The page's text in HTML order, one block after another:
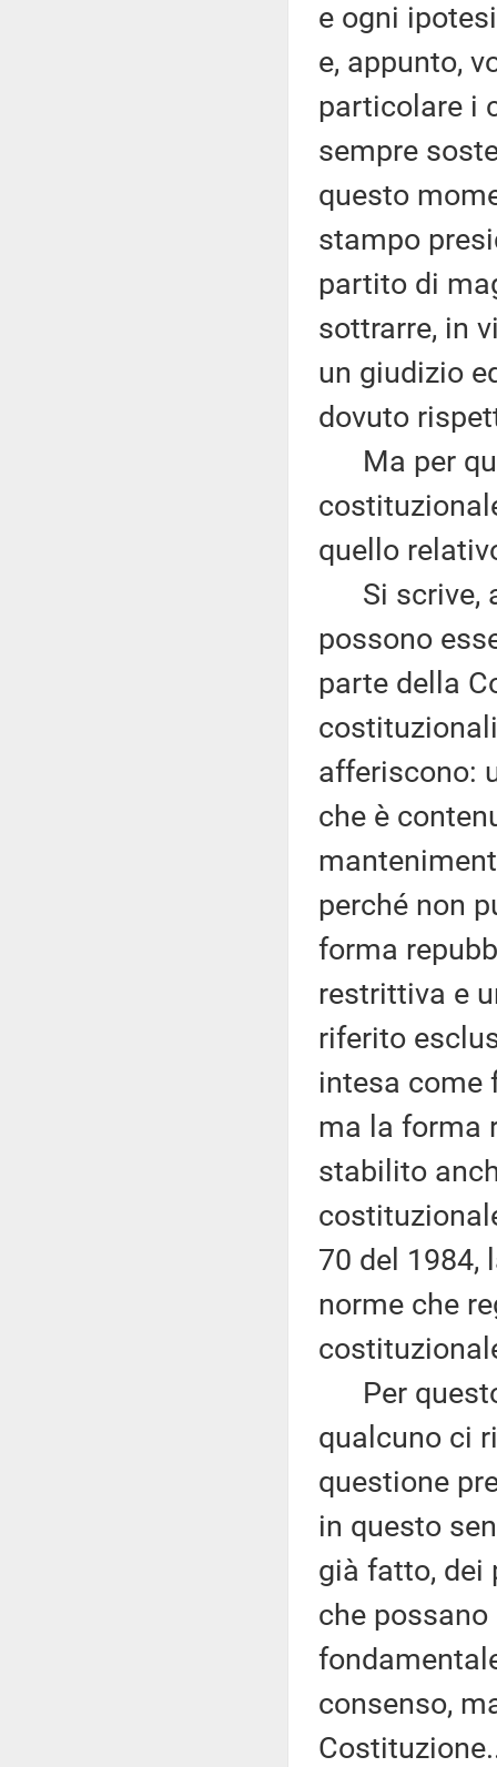
e ogni
e, appunto,
particolare i
sempre
questo
stampo
partito di
sottrarre, in
un giudizio
dovuto
Ma per
quello
Si scrive,
possono
parte della
afferiscono:
che è
perché non
forma
restrittiva e
riferito
intesa come
ma la forma
stabilito
70 del 1984,
norme che
Per
qualcuno ci
questione
in questo
già fatto, dei
che
consenso,